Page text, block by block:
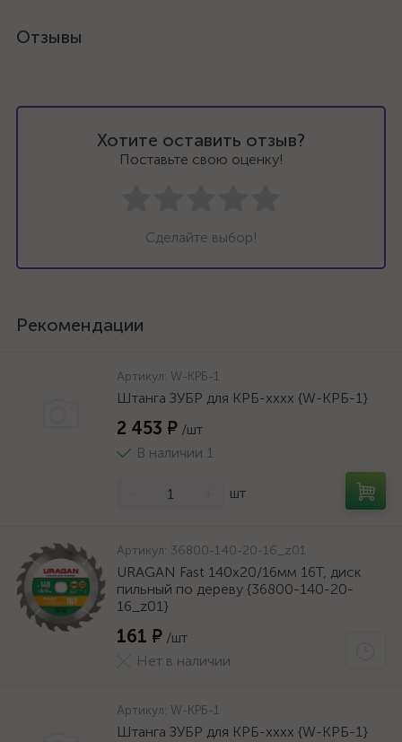
Отзывы
Хотите оставить отзыв?
Поставьте свою оценку!
Сделайте выбор!
Рекомендации
Артикул: W-КРБ-1
Штанга ЗУБР для КРБ-хххх {W-КРБ-1}
2 453 ₽ /шт
В наличии 1
шт
Артикул: 36800-140-20-16_z01
URAGAN Fast 140x20/16мм 16Т, диск
пильный по дереву {36800-140-20-
16_z01}
161 ₽ /шт
Нет в наличии
Артикул: W-КРБ-1
Штанга ЗУБР для КРБ-хххх {W-КРБ-1}